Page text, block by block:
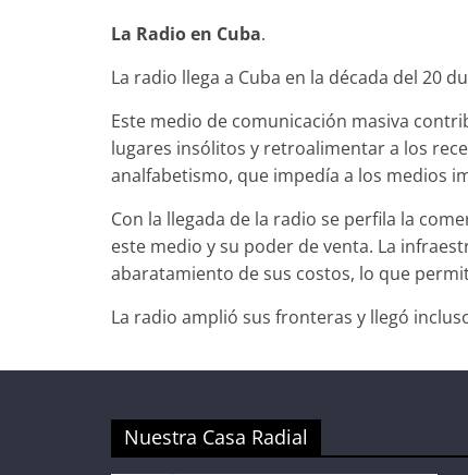
La Radio en Cuba.
La radio llega a Cuba en la década del 20
Este medio de comunicación masiva
lugares insólitos y retroalimentar a los
analfabetismo, que impedía a los medios
Con la llegada de la radio se perfila la
este medio y su poder de venta. La
abaratamiento de sus costos, lo que
La radio amplió sus fronteras y llegó
Nuestra Casa Radial